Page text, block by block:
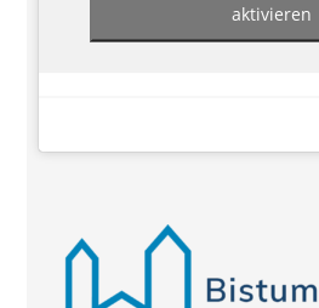
aktivieren